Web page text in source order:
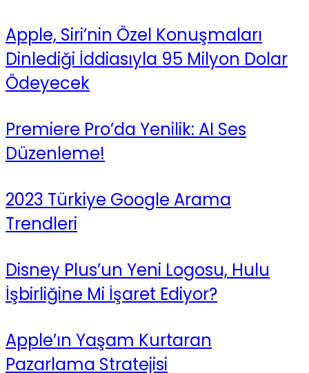
Apple, Siri’nin Özel Konuşmaları
Dinlediği İddiasıyla 95 Milyon Dolar
Ödeyecek
Premiere Pro’da Yenilik: AI Ses
Düzenleme!
2023 Türkiye Google Arama
Trendleri
Disney Plus’un Yeni Logosu, Hulu
İşbirliğine Mi İşaret Ediyor?
Apple’ın Yaşam Kurtaran
Pazarlama Stratejisi